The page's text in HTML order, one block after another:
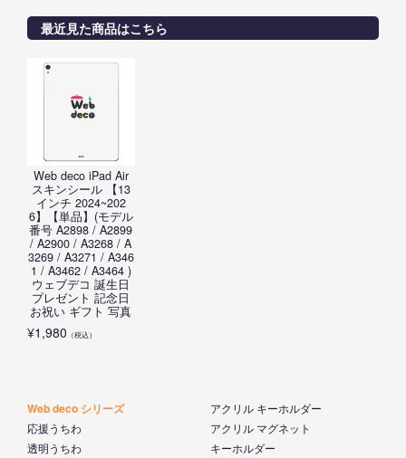
最近見た商品はこちら
Web deco iPad Air
スキンシール 【13
インチ 2024~202
6】【単品】(モデル
番号 A2898 / A2899
/ A2900 / A3268 / A
3269 / A3271 / A346
1 / A3462 / A3464 )
ウェブデコ 誕生日
プレゼント 記念日
お祝い ギフト 写真
¥1,980 （税込）
Web deco シリーズ
応援うちわ
透明うちわ
アクリル キーホルダー
アクリル マグネット
キーホルダー